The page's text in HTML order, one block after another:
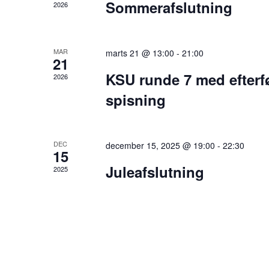
2026 Sommerafslutning
MAR
21
2026
marts 21 @ 13:00 - 21:00
KSU runde 7 med
spisning
DEC
15
2025
december 15, 2025 @ 19:00 - 22:30
Juleafslutning